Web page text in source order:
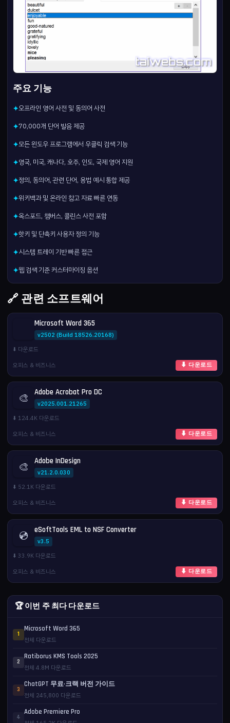
주요 기능
✦오프라인 영어 사전 및 동의어 사전
✦70,000개 단어 발음 제공
✦모든 윈도우 프로그램에서 우클릭 검색 기능
✦영국, 미국, 캐나다, 호주, 인도, 국제 영어 지원
✦정의, 동의어, 관련 단어, 용법 예시 통합 제공
✦위키백과 및 온라인 참고 자료 빠른 연동
✦옥스포드, 챔버스, 콜린스 사전 포함
✦핫키 및 단축키 사용자 정의 기능
✦시스템 트레이 기반 빠른 접근
✦웹 검색 기준 커스터마이징 옵션
🔗 관련 소프트웨어
Microsoft Word 365
v2502 (Build 18526.20168)
⬇️ 다운로드
오피스 & 비즈니스
⬇ 다운로드
🎨 Adobe Acrobat Pro DC
v2025.001.21265
⬇️ 124.4K 다운로드
오피스 & 비즈니스
⬇ 다운로드
🎨 Adobe InDesign
v21.2.0.030
⬇️ 52.1K 다운로드
오피스 & 비즈니스
⬇ 다운로드
💿 eSoftTools EML to NSF Converter
v3.5
⬇️ 33.9K 다운로드
오피스 & 비즈니스
⬇ 다운로드
🏆 이번 주 최다 다운로드
1
Microsoft Word 365
전체 다운로드
2
Ratiborus KMS Tools 2025
전체 4.8M 다운로드
3
ChatGPT 무료·크랙 버전 가이드
전체 245,800 다운로드
4
Adobe Premiere Pro